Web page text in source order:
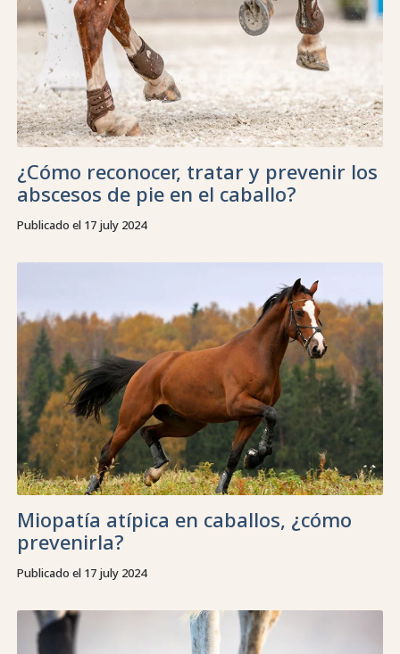
¿Cómo reconocer, tratar y prevenir los
abscesos de pie en el caballo?
Publicado el 17 july 2024
Miopatía atípica en caballos, ¿cómo
prevenirla?
Publicado el 17 july 2024